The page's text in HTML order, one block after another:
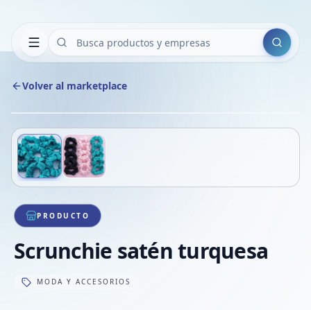
Buscar
Volver al marketplace
1/2
PRODUCTO
Scrunchie satén turquesa
MODA Y ACCESORIOS